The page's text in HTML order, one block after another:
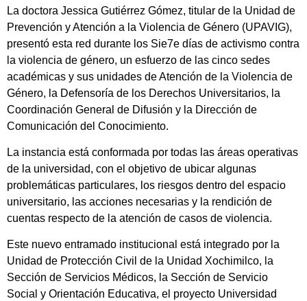
La doctora Jessica Gutiérrez Gómez, titular de la Unidad de
Prevención y Atención a la Violencia de Género (UPAVIG),
presentó esta red durante los Sie7e días de activismo contra
la violencia de género, un esfuerzo de las cinco sedes
académicas y sus unidades de Atención de la Violencia de
Género, la Defensoría de los Derechos Universitarios, la
Coordinación General de Difusión y la Dirección de
Comunicación del Conocimiento.
La instancia está conformada por todas las áreas operativas
de la universidad, con el objetivo de ubicar algunas
problemáticas particulares, los riesgos dentro del espacio
universitario, las acciones necesarias y la rendición de
cuentas respecto de la atención de casos de violencia.
Este nuevo entramado institucional está integrado por la
Unidad de Protección Civil de la Unidad Xochimilco, la
Sección de Servicios Médicos, la Sección de Servicio
Social y Orientación Educativa, el proyecto Universidad